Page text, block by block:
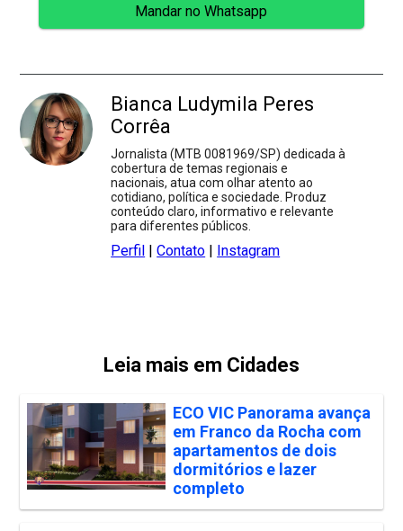
Mandar no Whatsapp
Bianca Ludymila Peres
Corrêa
Jornalista (MTB 0081969/SP) dedicada à
cobertura de temas regionais e
nacionais, atua com olhar atento ao
cotidiano, política e sociedade. Produz
conteúdo claro, informativo e relevante
para diferentes públicos.
Perfil |Contato Instagram
Leia mais em Cidades
ECO VIC Panorama avança
em Franco da Rocha com
apartamentos de dois
dormitórios e lazer
completo